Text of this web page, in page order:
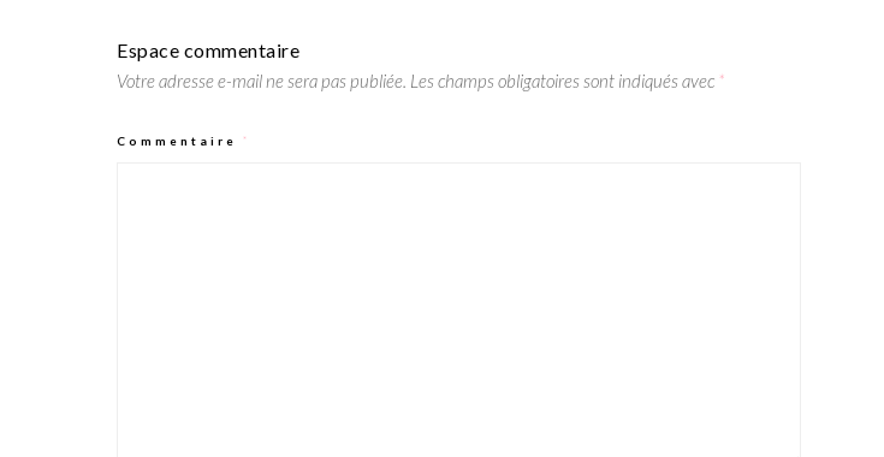
Espace commentaire
Votre adresse e-mail ne sera pas publiée. Les champs obligatoires sont indiqués avec *
Commentaire *